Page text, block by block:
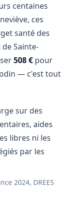
centaines
ces
santé des
Sainte-
508 € pour
— c'est tout
sur des
aides
libres ni les
par les
2024, DREES